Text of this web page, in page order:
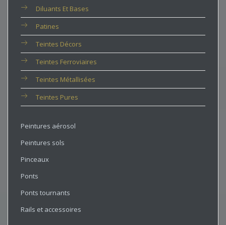
Diluants Et Bases
Patines
Teintes Décors
Teintes Ferroviaires
Teintes Métallisées
Teintes Pures
Peintures aérosol
Peintures sols
Pinceaux
Ponts
Ponts tournants
Rails et accessoires